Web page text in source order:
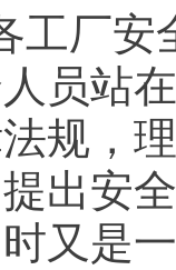
工厂
员站
规，
出安
又是